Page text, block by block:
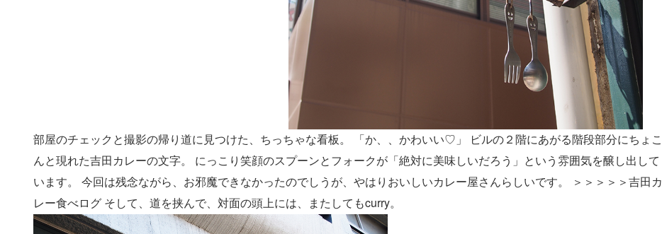
部屋のチェックと撮影の帰り道に見つけた、ちっちゃな看板。 「か、、かわいい♡」 ビルの２階にあがる階段部分にちょこ
んと現れた吉田カレーの文字。 にっこり笑顔のスプーンとフォークが「絶対に美味しいだろう」という雰囲気を醸し出して
います。 今回は残念ながら、お邪魔できなかったのでしうが、やはりおいしいカレー屋さんらしいです。 ＞＞＞＞＞吉田カ
レー食べログ そして、道を挟んで、対面の頭上には、またしてもcurry。